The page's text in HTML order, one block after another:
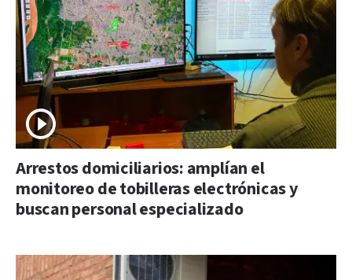
Arrestos domiciliarios: amplían el
monitoreo de tobilleras electrónicas y
buscan personal especializado